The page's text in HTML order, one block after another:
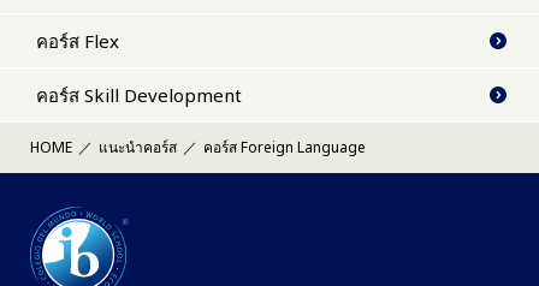
คอร์ส Flex
คอร์ส Skill Development
HOME แนะนำคอร์ส คอร์ส Foreign Language